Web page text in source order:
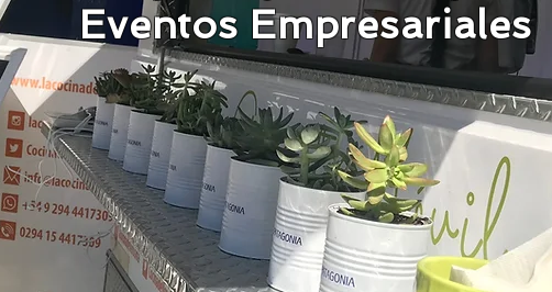
Eventos Empresariales